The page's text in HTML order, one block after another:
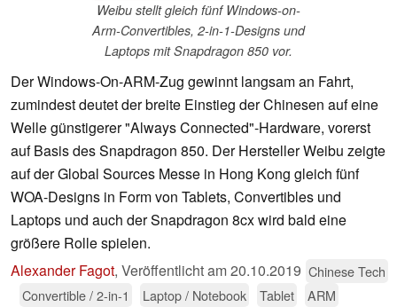
Weibu stellt gleich fünf Windows-on-
Arm-Convertibles, 2-in-1-Designs und
Laptops mit Snapdragon 850 vor.
Der Windows-On-ARM-Zug gewinnt langsam an Fahrt,
zumindest deutet der breite Einstieg der Chinesen auf eine
Welle günstigerer "Always Connected"-Hardware, vorerst
auf Basis des Snapdragon 850. Der Hersteller Weibu zeigte
auf der Global Sources Messe in Hong Kong gleich fünf
WOA-Designs in Form von Tablets, Convertibles und
Laptops und auch der Snapdragon 8cx wird bald eine
größere Rolle spielen.
Alexander Fagot, Veröffentlicht am20.10.2019 Chinese Tech
Convertible / 2-in-1
Laptop / Notebook Tablet ARM